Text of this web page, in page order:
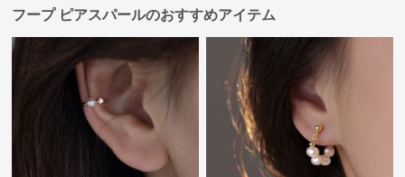
フープ ピアスパールのおすすめアイテム